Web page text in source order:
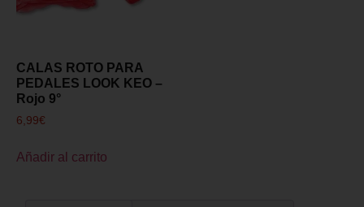
CALAS ROTO PARA
PEDALES LOOK KEO –
Rojo 9°
6,99€
Añadir al carrito